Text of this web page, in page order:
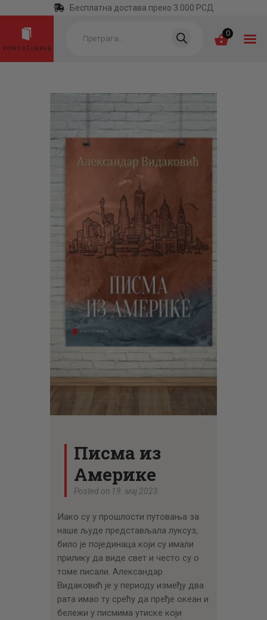
Бесплатна достава преко 3.000 РСД
search 0
ПОЧЕТНА
КАТЕГОРИЈЕ
НАЈПРОДАВАНИЈЕ
НОВЕ КЊИГЕ
ОТРГНУТО ОД
ЗАБОРАВА
АУТОРИ
АКТУЕЛНОСТИ
Писма из
Америке
Posted on 19. мај 2023
Иако су у прошлости путовања за
наше људе представљала луксуз,
било је појединаца који су имали
прилику да виде свет и често су о
томе писали. Александар
Видаковић је у периоду између два
рата имао ту срећу да пређе океан и
бележи у писмима утиске који